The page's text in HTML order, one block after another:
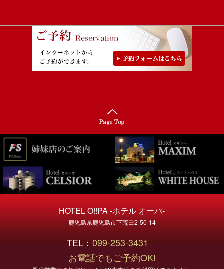
HOTEL O!!PA -ホテル オーパ-
鹿児島県鹿児島市下荒田2-50-14
TEL： 099-253-3431
お電話でもご予約OK!